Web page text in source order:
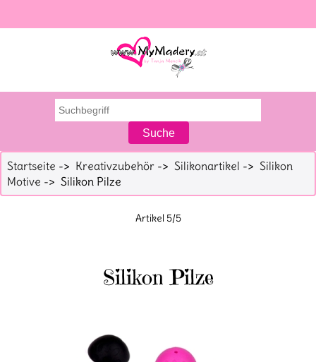
Startseite -> Kreativzubehör -> Silikonartikel -> Silikon
Motive -> Silikon Pilze
Artikel 5/5
Silikon Pilze